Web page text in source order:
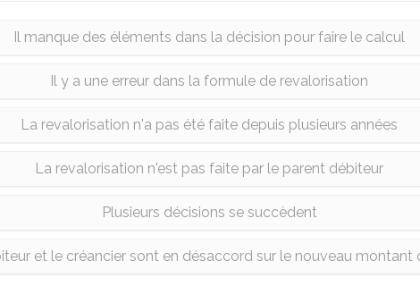
Il manque des éléments dans la décision pour faire le calcul
Il y a une erreur dans la formule de revalorisation
La revalorisation n'a pas été faite depuis plusieurs années
La revalorisation n'est pas faite par le parent débiteur
Plusieurs décisions se succèdent
et le créancier sont en désaccord sur le nouveau montant